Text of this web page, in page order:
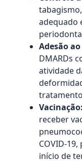
adequado
Adesão
DMARDs
atividade
Vacinação:
receber
COVID-
início de